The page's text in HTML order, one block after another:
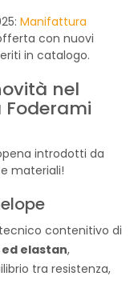
Manifattura
con nuovi
in catalogo.
nel
introdotti da
materiali!
contenitivo di
elastan,
tra resistenza,